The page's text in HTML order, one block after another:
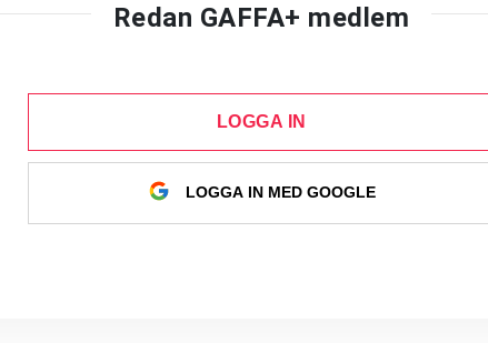
Redan GAFFA+ medlem
LOGGA IN
LOGGA IN MED GOOGLE